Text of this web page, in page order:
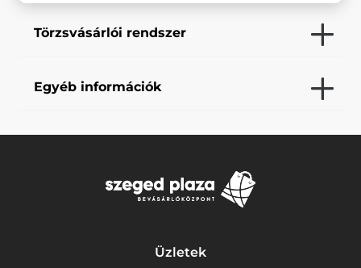
Törzsvásárlói rendszer
Egyéb információk
Üzletek